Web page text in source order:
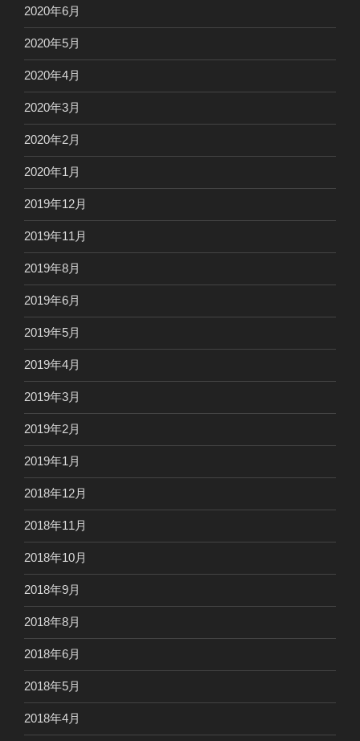
2020年6月
2020年5月
2020年4月
2020年3月
2020年2月
2020年1月
2019年12月
2019年11月
2019年8月
2019年6月
2019年5月
2019年4月
2019年3月
2019年2月
2019年1月
2018年12月
2018年11月
2018年10月
2018年9月
2018年8月
2018年6月
2018年5月
2018年4月